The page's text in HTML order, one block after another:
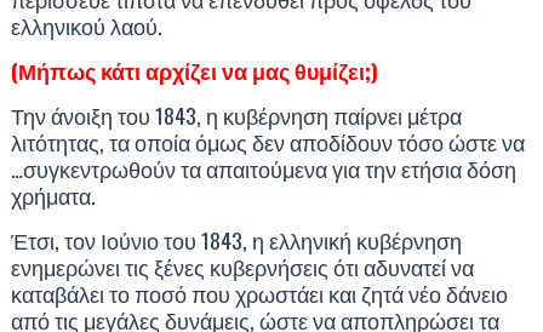
ελληνικού λαού.
(Μήπως κάτι αρχίζει να μας θυμίζει;)
Την άνοιξη του 1843, η κυβέρνηση παίρνει μέτρα
λιτότητας, τα οποία όμως δεν αποδίδουν τόσο ώστε να
…συγκεντρωθούν τα απαιτούμενα για την ετήσια δόση
χρήματα.
Έτσι, τον Ιούνιο του 1843, η ελληνική κυβέρνηση
ενημερώνει τις ξένες κυβερνήσεις ότι αδυνατεί να
καταβάλει το ποσό που χρωστάει και ζητά νέο δάνειο
από τις μεγάλες δυνάμεις, ώστε να αποπληρώσει τα